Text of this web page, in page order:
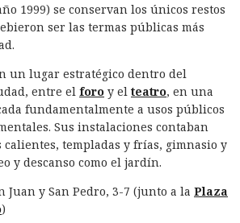
1999) se conservan los únicos restos
ser las termas públicas más
un lugar estratégico dentro del
entre el foro y el teatro, en una
fundamentalmente a usos públicos
Sus instalaciones contaban
calientes, templadas y frías, gimnasio y
y descanso como el jardín.
Juan y San Pedro, 3-7 (junto a la Plaza
)